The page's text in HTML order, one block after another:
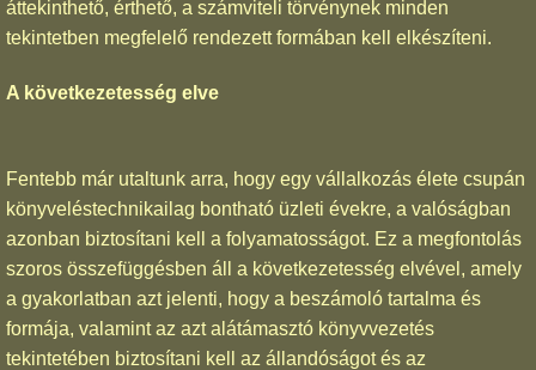
áttekinthető, érthető, a számviteli törvénynek minden
tekintetben megfelelő rendezett formában kell elkészíteni.
A következetesség elve
Fentebb már utaltunk arra, hogy egy vállalkozás élete csupán
könyveléstechnikailag bontható üzleti évekre, a valóságban
azonban biztosítani kell a folyamatosságot. Ez a megfontolás
szoros összefüggésben áll a következetesség elvével, amely
a gyakorlatban azt jelenti, hogy a beszámoló tartalma és
formája, valamint az azt alátámasztó könyvvezetés
tekintetében biztosítani kell az állandóságot és az